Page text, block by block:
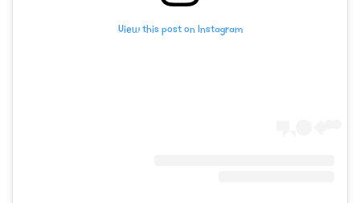
View this post on Instagram